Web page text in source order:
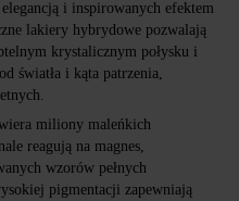
i inspirowanych efektem
lakiery hybrydowe pozwalają
krystalicznym połysku i
światła i kąta patrzenia,
miliony maleńkich
reagują na magnes,
wzorów pełnych
pigmentacji zapewniają